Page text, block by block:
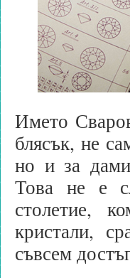
Името
блясък, не
но и за
Това не е
столетие,
кристали,
съвсем